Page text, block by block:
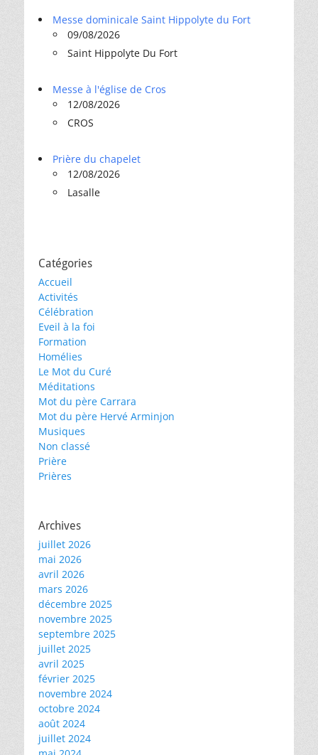
Messe dominicale Saint Hippolyte du Fort
09/08/2026
Saint Hippolyte Du Fort
Messe à l'église de Cros
12/08/2026
CROS
Prière du chapelet
12/08/2026
Lasalle
Catégories
Accueil
Activités
Célébration
Eveil à la foi
Formation
Homélies
Le Mot du Curé
Méditations
Mot du père Carrara
Mot du père Hervé Arminjon
Musiques
Non classé
Prière
Prières
Archives
juillet 2026
mai 2026
avril 2026
mars 2026
décembre 2025
novembre 2025
septembre 2025
juillet 2025
avril 2025
février 2025
novembre 2024
octobre 2024
août 2024
juillet 2024